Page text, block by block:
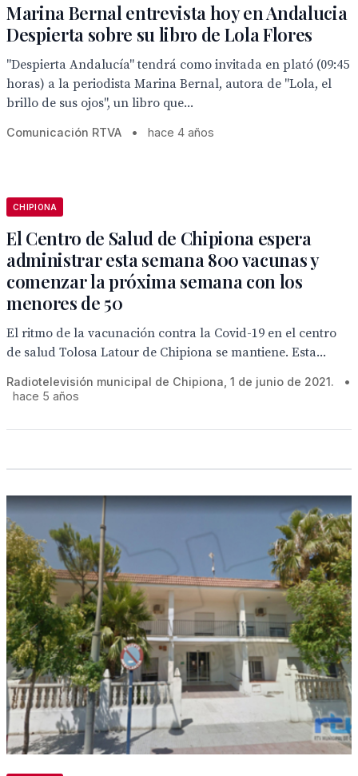
Marina Bernal entrevista hoy en Andalucia
Despierta sobre su libro de Lola Flores
"Despierta Andalucía" tendrá como invitada en plató (09:45
horas) a la periodista Marina Bernal, autora de "Lola, el
brillo de sus ojos", un libro que...
Comunicación RTVA • hace 4 años
CHIPIONA
El Centro de Salud de Chipiona espera
administrar esta semana 800 vacunas y
comenzar la próxima semana con los
menores de 50
El ritmo de la vacunación contra la Covid-19 en el centro
de salud Tolosa Latour de Chipiona se mantiene. Esta...
Radiotelevisión municipal de Chipiona, 1 de junio de 2021.
•
hace 5 años